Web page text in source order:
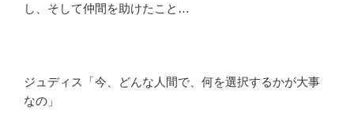
し、そして仲間を助けたこと…
ジュディス「今、どんな人間で、何を選択するかが大事
なの」